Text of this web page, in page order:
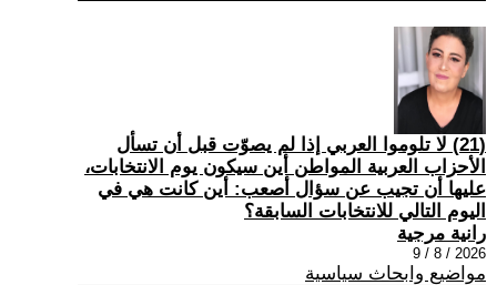
(21) لا تلوموا العربي إذا لم يصوّت قبل أن تسأل
الأحزاب العربية المواطن أين سيكون يوم الانتخابات،
عليها أن تجيب عن سؤال أصعب: أين كانت هي في
اليوم التالي للانتخابات السابقة؟
رانية مرجية
2026 / 8 / 9
مواضيع وابحاث سياسية